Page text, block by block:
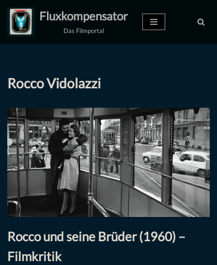
Zum
Inhalt
Fluxkompensator
Das Filmportal
Rocco Vidolazzi
Rocco und seine Brüder (1960) –
Filmkritik